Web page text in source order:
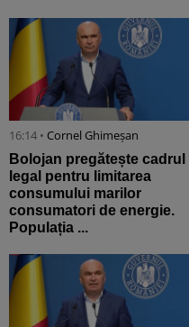
16:14 • Cornel Ghimeșan
Bolojan pregătește cadrul
legal pentru limitarea
consumului marilor
consumatori de energie.
Populația ...